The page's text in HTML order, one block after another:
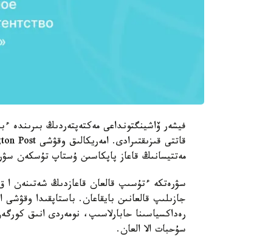
فيشەر ۆاشينگتونداعى مەكتەپتەردىڭ بىرىندە
مەتتيسانىڭ قاعاز پاپكاسىن ۇستاپ تۇسكەن
سۋرەتكە ءتۇسىپ قالعان قاعازدىڭ شەتىنەن
جازىلىپ قالعانىن بايقاعان. باستاپقىدا
رەداكسياسىنا حابارلاسىپ، نومەردى انىق
سۇحبات الا العان.